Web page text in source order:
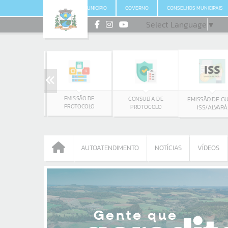
MUNICÍPIO GOVERNO CONSELHOS MUNICIPAIS
Select Language ▼
EMISSÃO DE
PROTOCOLO
CONSULTA DE
PROTOCOLO
EMISSÃO DE
ISS/ALVARÁ
NOTÍCIAS
SERVIÇOS
PÁGINAS
AUTOATENDIMENTO NOTÍCIAS VÍDEOS